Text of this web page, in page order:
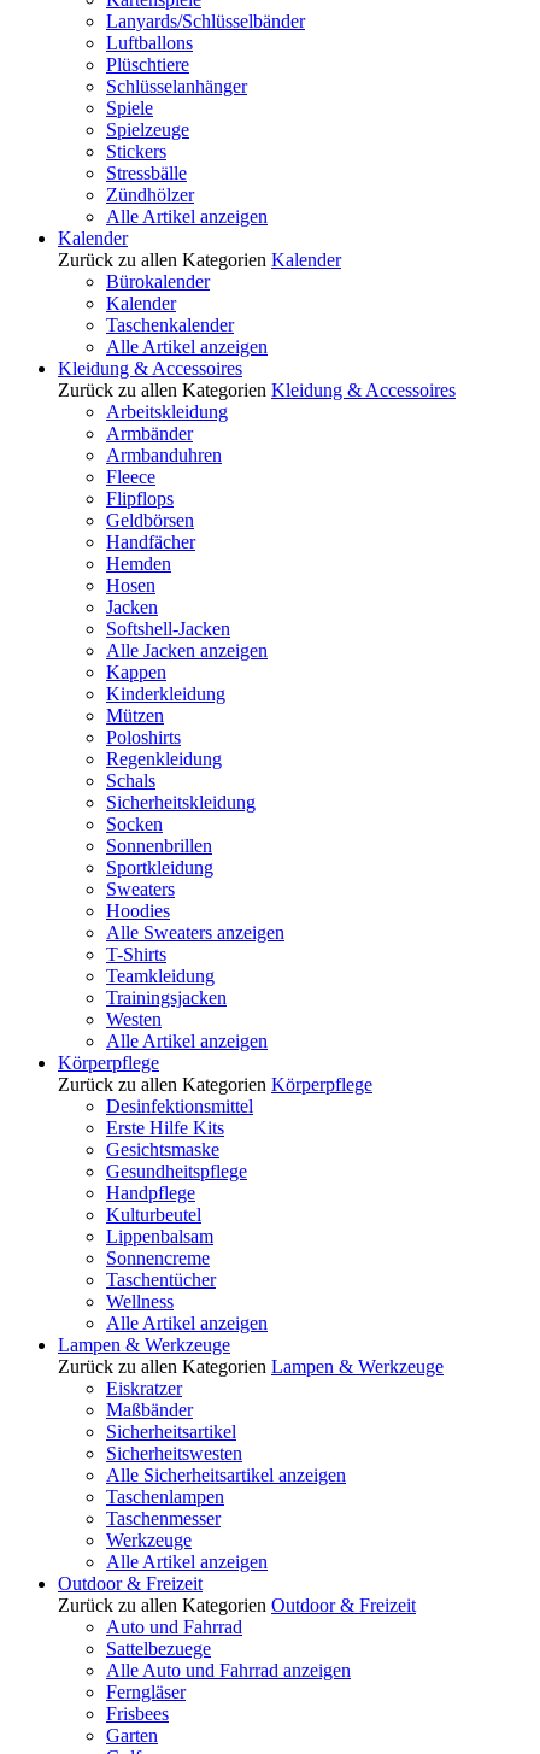
Lanyards/Schlüsselbänder
Luftballons
Plüschtiere
Schlüsselanhänger
Spiele
Spielzeuge
Stickers
Stressbälle
Zündhölzer
Alle Artikel anzeigen
Kalender
Zurück zu allen Kategorien Kalender
Bürokalender
Kalender
Taschenkalender
Alle Artikel anzeigen
Kleidung & Accessoires
Zurück zu allen Kategorien Kleidung & Accessoires
Arbeitskleidung
Armbänder
Armbanduhren
Fleece
Flipflops
Geldbörsen
Handfächer
Hemden
Hosen
Jacken
Softshell-Jacken
Alle Jacken anzeigen
Kappen
Kinderkleidung
Mützen
Poloshirts
Regenkleidung
Schals
Sicherheitskleidung
Socken
Sonnenbrillen
Sportkleidung
Sweaters
Hoodies
Alle Sweaters anzeigen
T-Shirts
Teamkleidung
Trainingsjacken
Westen
Alle Artikel anzeigen
Körperpflege
Zurück zu allen Kategorien Körperpflege
Desinfektionsmittel
Erste Hilfe Kits
Gesichtsmaske
Gesundheitspflege
Handpflege
Kulturbeutel
Lippenbalsam
Sonnencreme
Taschentücher
Wellness
Alle Artikel anzeigen
Lampen & Werkzeuge
Zurück zu allen Kategorien Lampen & Werkzeuge
Eiskratzer
Maßbänder
Sicherheitsartikel
Sicherheitswesten
Alle Sicherheitsartikel anzeigen
Taschenlampen
Taschenmesser
Werkzeuge
Alle Artikel anzeigen
Outdoor & Freizeit
Zurück zu allen Kategorien Outdoor & Freizeit
Auto und Fahrrad
Sattelbezuege
Alle Auto und Fahrrad anzeigen
Ferngläser
Frisbees
Garten